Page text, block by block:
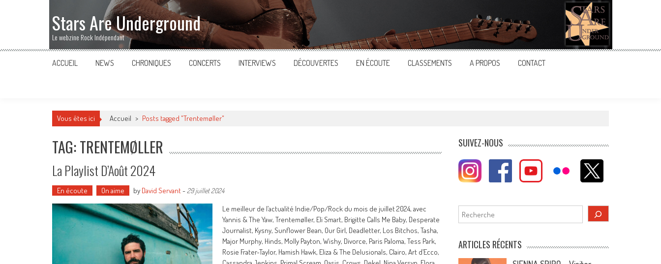
Stars Are Underground
Le webzine Rock Indépendant
ACCUEIL NEWS CHRONIQUES CONCERTS INTERVIEWS DÉCOUVERTES EN ÉCOUTE CLASSEMENTS A PROPOS CONTACT
Vous êtes ici Accueil > Posts tagged "Trentemøller"
TAG: TRENTEMØLLER
La Playlist D’Août 2024
En écoute On aime by David Servant- 29 juillet 2024
Le meilleur de l’actualité Indie/Pop/Rock du mois de juillet 2024, avec
Yannis & The Yaw, Trentemøller, Eli Smart, Brigitte Calls Me Baby, Desperate
Journalist, Kysny, Sunflower Bean, Our Girl, Deadletter, Los Bitchos, Tasha,
Major Murphy, Hinds, Molly Payton, Wishy, Divorce, Paris Paloma, Tess Park,
Rosie Frater-Taylor, Hamish Hawk, Eliza & The Delusionals, Clairo, Art d’Ecco,
SUIVEZ-NOUS
Rechercher
ARTICLES RÉCENTS